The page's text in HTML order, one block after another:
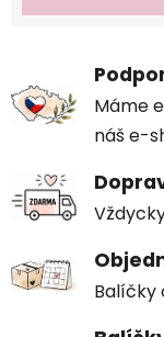
Máme
náš e-
Balíčky